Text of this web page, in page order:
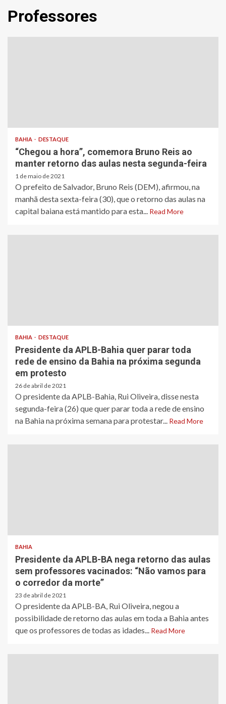
Professores
BAHIA DESTAQUE
“Chegou a hora”, comemora Bruno Reis ao
manter retorno das aulas nesta segunda-feira
1 de maio de 2021
O prefeito de Salvador, Bruno Reis (DEM), afirmou, na
manhã desta sexta-feira (30), que o retorno das aulas na
capital baiana está mantido para esta...
Read More
BAHIA DESTAQUE
Presidente da APLB-Bahia quer parar toda
rede de ensino da Bahia na próxima segunda
em protesto
26 de abril de 2021
O presidente da APLB-Bahia, Rui Oliveira, disse nesta
segunda-feira (26) que quer parar toda a rede de ensino
na Bahia na próxima semana para protestar...
Read More
BAHIA
Presidente da APLB-BA nega retorno das aulas
sem professores vacinados: “Não vamos para
o corredor da morte”
23 de abril de 2021
O presidente da APLB-BA, Rui Oliveira, negou a
possibilidade de retorno das aulas em toda a Bahia antes
que os professores de todas as idades...
Read More